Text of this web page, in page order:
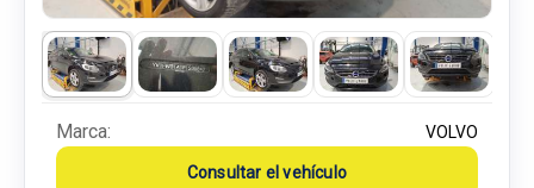
Marca: VOLVO
Consultar el vehículo